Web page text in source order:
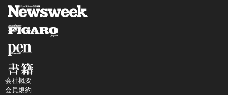
会社概要
会員規約